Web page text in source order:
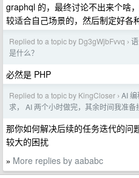
graphql 的，最终讨论不出来个啥
较适合自己场景的，然后制定好各
Replied to a topic by Dg3gWjbFvvq ›
是什么？
必然是 PHP
Replied to a topic by KingCloser › AI
求， AI 两个小时做完，其余时间我准备
那你如何解决后续的任务迭代的问
较大的困扰
» More replies by aababc